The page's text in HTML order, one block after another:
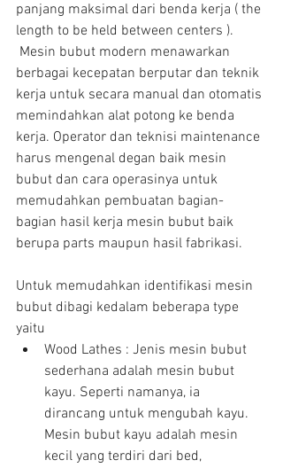
panjang maksimal dari benda kerja ( the
length to be held between centers ).
berbagai kecepatan berputar dan teknik
kerja untuk secara manual dan otomatis
memindahkan alat potong ke benda
kerja. Operator dan teknisi maintenance
harus mengenal degan baik mesin
bubut dan cara operasinya untuk
memudahkan pembuatan bagian-
bagian hasil kerja mesin bubut baik
berupa parts maupun hasil fabrikasi.
Untuk memudahkan identifikasi mesin
bubut dibagi kedalam beberapa type
yaitu
Wood Lathes : Jenis mesin bubut
sederhana adalah mesin bubut
kayu. Seperti namanya, ia
dirancang untuk mengubah kayu.
Mesin bubut kayu adalah mesin
kecil yang terdiri dari bed,